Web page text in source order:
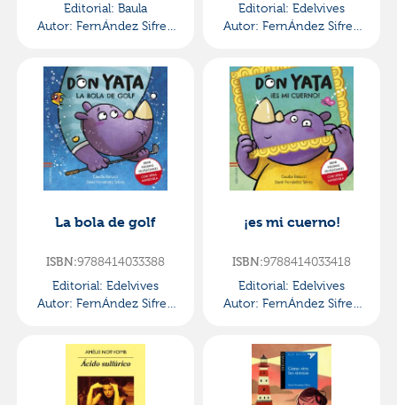
Editorial: Baula
Autor: FernÁndez Sifres,
Editorial: Edelvives
Autor: FernÁndez Sifres,
La bola de golf
ISBN:9788414033388
Editorial: Edelvives
Autor: FernÁndez Sifres,
¡es mi cuerno!
ISBN:9788414033418
Editorial: Edelvives
Autor: FernÁndez Sifres,